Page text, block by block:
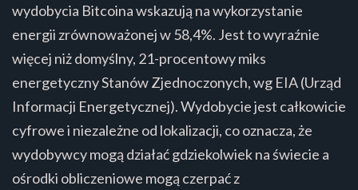
wydobycia Bitcoina wskazują na wykorzystanie
energii zrównoważonej w 58,4%. Jest to wyraźnie
więcej niż domyślny, 21-procentowy miks
energetyczny Stanów Zjednoczonych, wg EIA (Urząd
Informacji Energetycznej). Wydobycie jest całkowicie
cyfrowe i niezależne od lokalizacji, co oznacza, że
wydobywcy mogą działać gdziekolwiek na świecie a
ośrodki obliczeniowe mogą czerpać z